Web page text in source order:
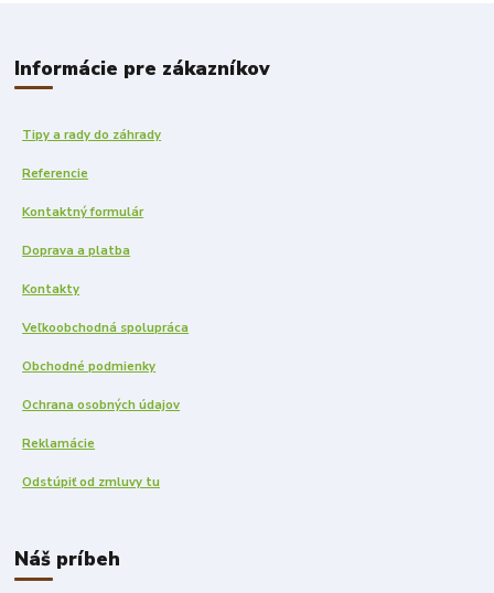
Informácie pre zákazníkov
Tipy a rady do záhrady
Referencie
Kontaktný formulár
Doprava a platba
Kontakty
Veľkoobchodná spolupráca
Obchodné podmienky
Ochrana osobných údajov
Reklamácie
Odstúpiť od zmluvy tu
Náš príbeh